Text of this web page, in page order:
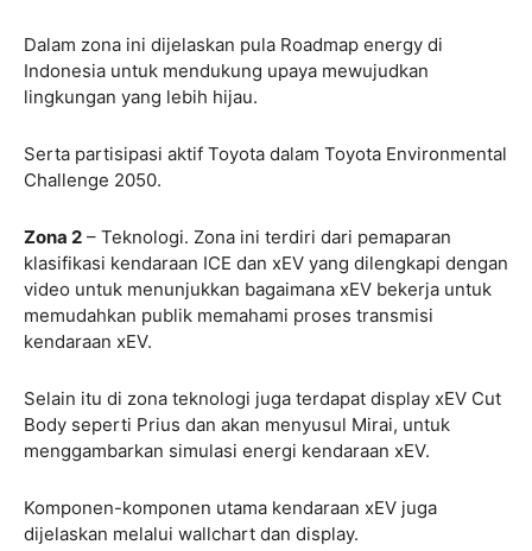
Dalam zona ini dijelaskan pula Roadmap energy di
Indonesia untuk mendukung upaya mewujudkan
lingkungan yang lebih hijau.
Serta partisipasi aktif Toyota dalam Toyota Environmental
Challenge 2050.
Zona 2 – Teknologi. Zona ini terdiri dari pemaparan
klasifikasi kendaraan ICE dan xEV yang dilengkapi dengan
video untuk menunjukkan bagaimana xEV bekerja untuk
memudahkan publik memahami proses transmisi
kendaraan xEV.
Selain itu di zona teknologi juga terdapat display xEV Cut
Body seperti Prius dan akan menyusul Mirai, untuk
menggambarkan simulasi energi kendaraan xEV.
Komponen-komponen utama kendaraan xEV juga
dijelaskan melalui wallchart dan display.